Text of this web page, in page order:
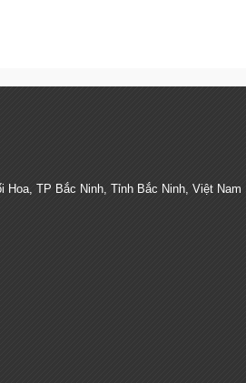
TP Bắc Ninh, Tỉnh Bắc Ninh, Việt Nam